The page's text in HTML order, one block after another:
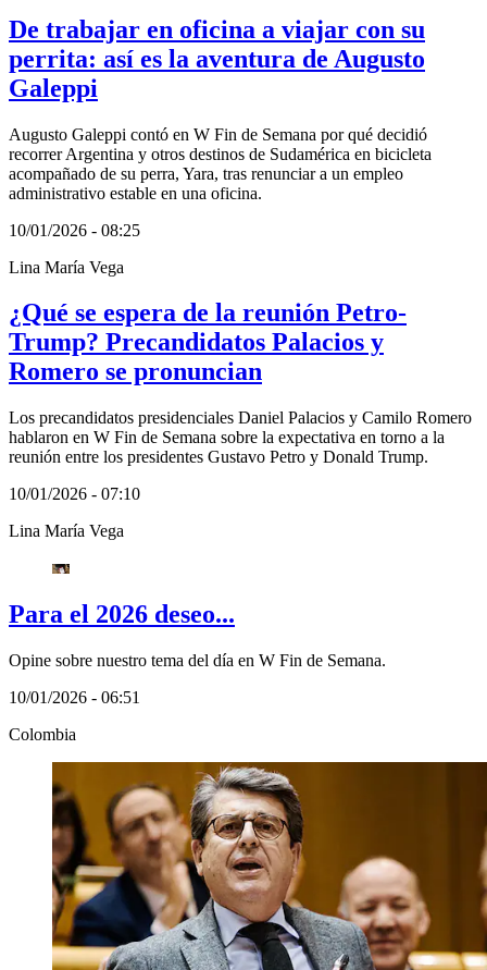
De trabajar en oficina a viajar con su
perrita: así es la aventura de Augusto
Galeppi
Augusto Galeppi contó en W Fin de Semana por qué decidió
recorrer Argentina y otros destinos de Sudamérica en bicicleta
acompañado de su perra, Yara, tras renunciar a un empleo
administrativo estable en una oficina.
10/01/2026 - 08:25
Lina María Vega
¿Qué se espera de la reunión Petro-
Trump? Precandidatos Palacios y
Romero se pronuncian
Los precandidatos presidenciales Daniel Palacios y Camilo Romero
hablaron en W Fin de Semana sobre la expectativa en torno a la
reunión entre los presidentes Gustavo Petro y Donald Trump.
10/01/2026 - 07:10
Lina María Vega
Para el 2026 deseo...
Opine sobre nuestro tema del día en W Fin de Semana.
10/01/2026 - 06:51
Colombia